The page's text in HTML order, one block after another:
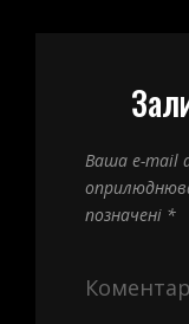
Ваша e-mail
позначені *
Коментар